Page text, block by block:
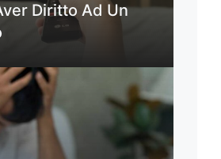
Diritto Ad Un